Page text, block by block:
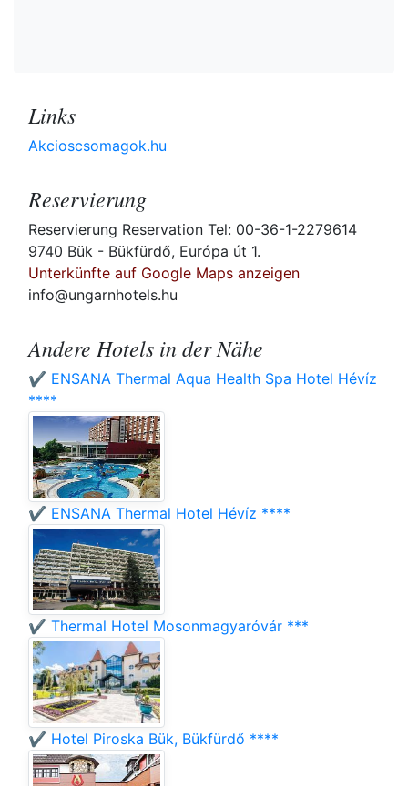
Links
Akcioscsomagok.hu
Reservierung
Reservierung Reservation Tel: 00-36-1-2279614
9740 Bük - Bükfürdő, Európa út 1.
Unterkünfte auf Google Maps anzeigen
info@ungarnhotels.hu
Andere Hotels in der Nähe
✔️ ENSANA Thermal Aqua Health Spa Hotel Hévíz
****
✔️ ENSANA Thermal Hotel Hévíz ****
✔️ Thermal Hotel Mosonmagyaróvár ***
✔️ Hotel Piroska Bük, Bükfürdő ****